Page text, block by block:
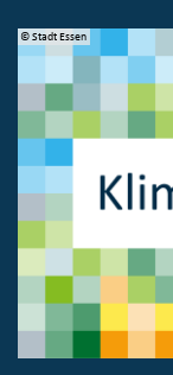
© Stadt Essen